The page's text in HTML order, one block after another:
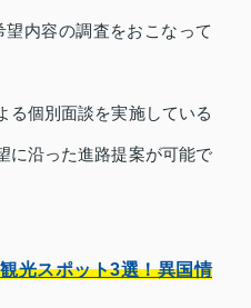
内容の調査をおこなって
る個別面談を実施している
に沿った進路提案が可能で
光スポット3選！異国情